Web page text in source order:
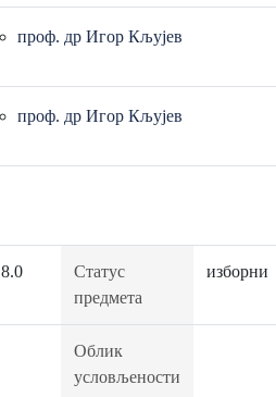
проф. др Игор Кљујев
проф. др Игор Кљујев
8.0
Статус
предмета
изборни
Облик
условљености